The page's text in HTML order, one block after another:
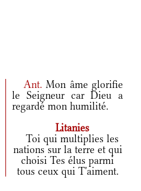
Ant.Mon âme glorifie
le Seigneur car Dieu a
regardé mon humilité.
Litanies
Toi qui multiplies les
nations sur la terre et qui
choisi Tes élus parmi
tous ceux qui T'aiment.